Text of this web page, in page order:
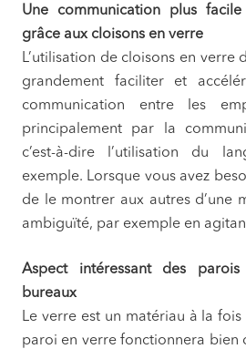
Une communication plus
grâce aux cloisons en verre
L’utilisation de cloisons en verre
grandement faciliter et
communication entre les
principalement par la
c’est-à-dire l’utilisation du
exemple. Lorsque vous avez
de le montrer aux autres d’une
ambiguïté, par exemple en
Aspect intéressant des
bureaux
Le verre est un matériau à la
paroi en verre fonctionnera bien